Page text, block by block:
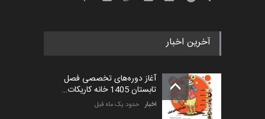
آخرین اخبار
آغاز دوره‌های تخصصی فصل
تابستان 1405 خانه کاریکات…
اخبار حدود یک ماه قبل